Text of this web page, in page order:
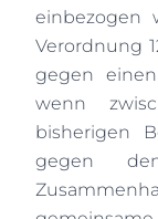
einbezogen
Verordnung
gegen
wenn
bisherigen
gegen